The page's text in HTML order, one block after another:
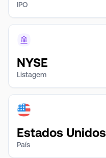
IPO
NYSE
Listagem
Estados Unidos
País